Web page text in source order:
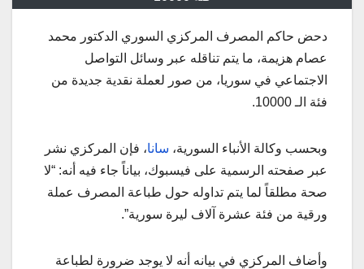
دحض حاكم المصرف المركزي السوري الدكتور محمد
عصام هزيمة، ما يتم تناقله عبر وسائل التواصل
الاجتماعي في سوريا، من صور لعملة نقدية جديدة من
فئة الـ 10000.
وبحسب وكالة الأنباء السورية، سانا، فإن المركزي نشر
عبر صفحته الرسمية على فيسبوك، بياناً جاء فيه أنه: “لا
صحة مطلقاً لما يتم تداوله حول طباعة المصرف عملة
ورقية من فئة عشرة آلاف ليرة سورية”.
وأضاف المركزي في بيانه أنه لا يوجد ضرورة لطباعة